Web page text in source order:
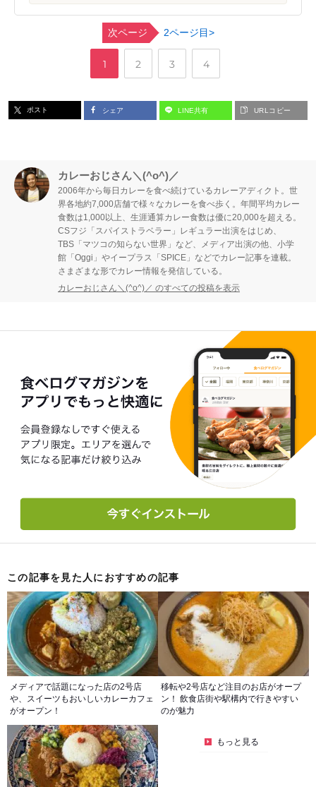
次ページ 2ページ目>
ペ
ジ
1
,
ペ
ジ
2
,
ペ
ジ
3
,
ペ
ジ
4
ポスト シェア LINE共有 URLコピー
カレーおじさん＼(^o^)／
2006年から毎日カレーを食べ続けているカレーアディクト。世
界各地約7,000店舗で様々なカレーを食べ歩く。年間平均カレー
食数は1,000以上、生涯通算カレー食数は優に20,000を超える。
CSフジ「スパイストラベラー」レギュラー出演をはじめ、
TBS「マツコの知らない世界」など、メディア出演の他、小学
館「Oggi」やイープラス「SPICE」などでカレー記事を連載。
さまざまな形でカレー情報を発信している。
カレーおじさん＼(^o^)／ のすべての投稿を表示
この記事を見た人におすすめの記事
メディアで話題になった店の2号店
や、スイーツもおいしいカレーカフェ
がオープン！
移転や2号店など注目のお店がオープ
ン！ 飲食店街や駅構内で行きやすい
のが魅力
もっと見る